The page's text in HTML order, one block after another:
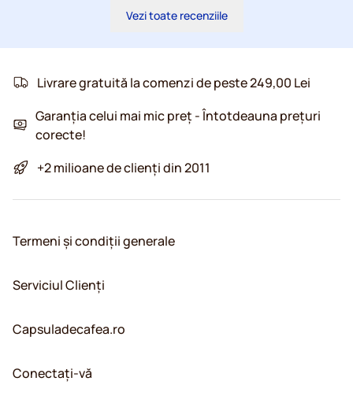
Vezi toate recenziile
Livrare gratuită la comenzi de peste 249,00 Lei
Garanția celui mai mic preț - Întotdeauna prețuri
corecte!
+2 milioane de clienți din 2011
Termeni și condiții generale
Serviciul Clienți
Capsuladecafea.ro
Conectați-vă